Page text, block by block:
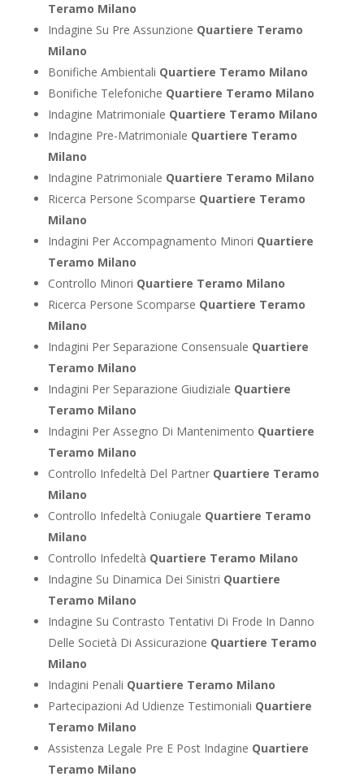
Teramo Milano
Indagine Su Pre Assunzione Quartiere Teramo
Milano
Bonifiche Ambientali Quartiere Teramo Milano
Bonifiche Telefoniche Quartiere Teramo Milano
Indagine Matrimoniale Quartiere Teramo Milano
Indagine Pre-Matrimoniale Quartiere Teramo
Milano
Indagine Patrimoniale Quartiere Teramo Milano
Ricerca Persone Scomparse Quartiere Teramo
Milano
Indagini Per Accompagnamento Minori Quartiere
Teramo Milano
Controllo Minori Quartiere Teramo Milano
Ricerca Persone Scomparse Quartiere Teramo
Milano
Indagini Per Separazione Consensuale Quartiere
Teramo Milano
Indagini Per Separazione Giudiziale Quartiere
Teramo Milano
Indagini Per Assegno Di Mantenimento Quartiere
Teramo Milano
Controllo Infedeltà Del Partner Quartiere Teramo
Milano
Controllo Infedeltà Coniugale Quartiere Teramo
Milano
Controllo Infedeltà Quartiere Teramo Milano
Indagine Su Dinamica Dei Sinistri Quartiere
Teramo Milano
Indagine Su Contrasto Tentativi Di Frode In Danno
Delle Società Di Assicurazione Quartiere Teramo
Milano
Indagini Penali Quartiere Teramo Milano
Partecipazioni Ad Udienze Testimoniali Quartiere
Teramo Milano
Assistenza Legale Pre E Post Indagine Quartiere
Teramo Milano